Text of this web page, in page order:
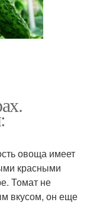
овоща имеет
красными
Томат не
вкусом, он еще